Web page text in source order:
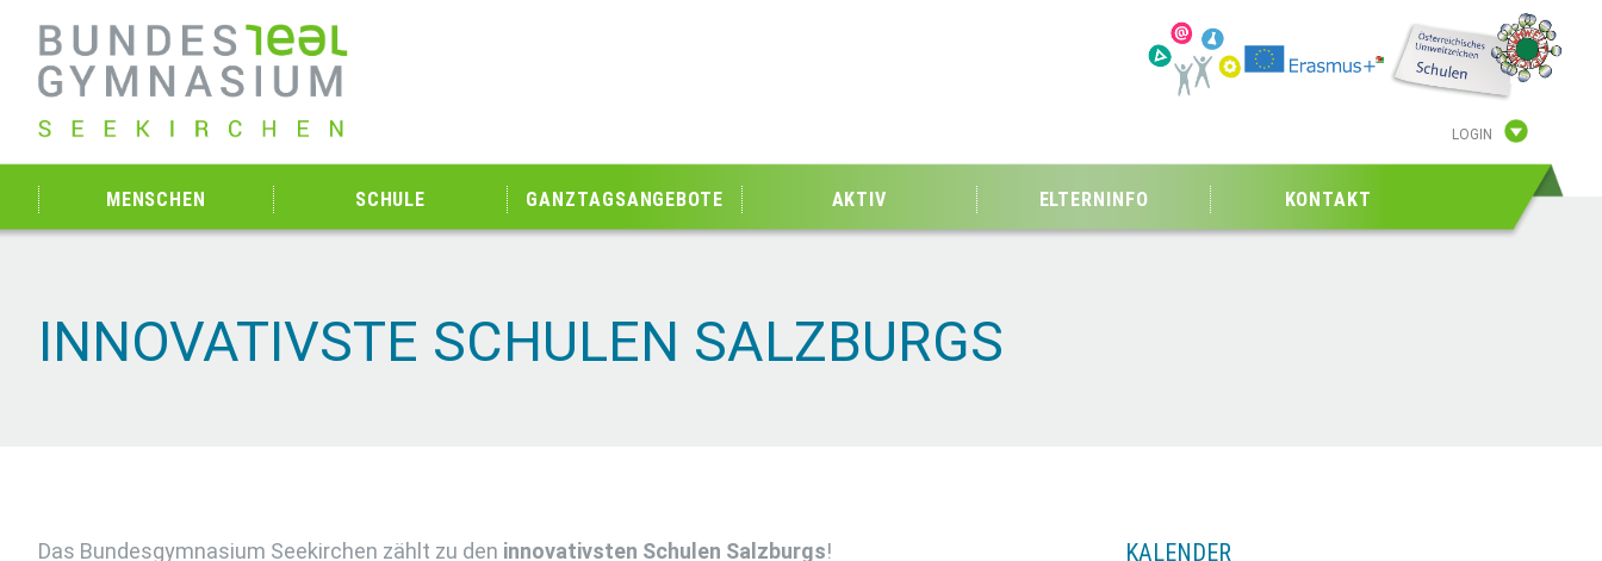
LOGIN
MENSCHEN SCHULE GANZTAGSANGEBOTE AKTIV ELTERNINFO KONTAKT
INNOVATIVSTE SCHULEN SALZBURGS
Das Bundesgymnasium Seekirchen zählt zu den innovativsten Schulen Salzburgs! KALENDER